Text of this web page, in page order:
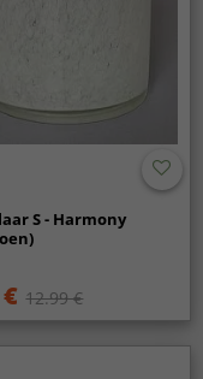
S - Harmony
12.99 €